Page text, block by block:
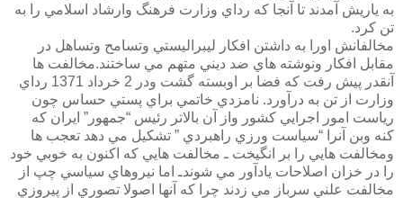
به ياريش آمدند تا آنجا كه رداي وزارت فرهنگ وارشاد اسلامي را به
تن كرد.
مخالفانش اورا به داشتن افكار ليبراليستي وتسامح وتساهل در
مقابل افكار ونوشته هاي ضد ديني متهم مي ساختند.مخالفت ها
آنقدر پيش رفت كه فضا بر اوبسته گشت ودر 2 خرداد 1371 رداي
وزارت از تن به درآورد. نامزدي خاتمي براي پستي حساس چون
رياست امور اجرايي كشور واز آن بالاتر رئيس “جمهور” ايران كه
كنه وبن آنرا “سياست ورزي راهبردي ” تشكيل مي دهد تعجب ها
ومخالفت هايي را بر انگيخت ـ مخالفت هايي كه اكنون به خوبي خود
را در خزان اصلاحات يادآور مي شوندـ اما نيروهاي سياسي چپ از
مخالفت علني سرباز مي زدند چرا كه آنها اصولا تصوري از پيروزي